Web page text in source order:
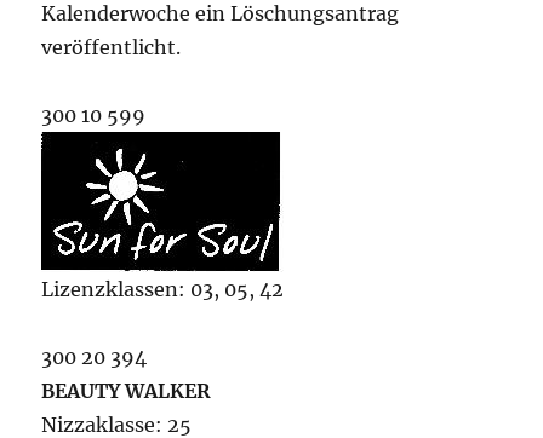
Kalenderwoche ein Löschungsantrag
veröffentlicht.
300 10 599
Lizenzklassen: 03, 05, 42
300 20 394
BEAUTY WALKER
Nizzaklasse: 25